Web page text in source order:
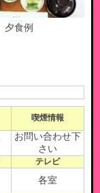
夕食例
喫煙情報
お問い合わせ下
さい
テレビ
各室